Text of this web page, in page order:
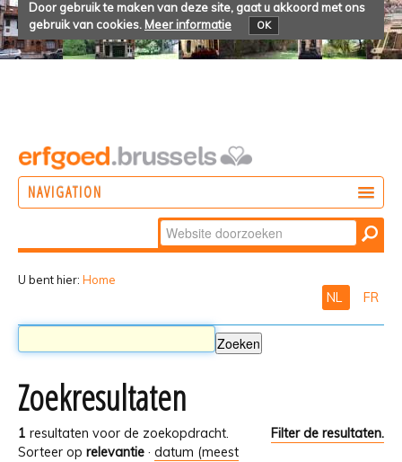
Door gebruik te maken van deze site, gaat u akkoord met ons
gebruik van cookies. Meer informatie OK
NAVIGATION
Zoek
Geavanceerd
U bent hier: Home
NL FR
Zoekresultaten
1 resultaten voor de zoekopdracht.
Filter de resultaten.
Sorteer op relevantie · datum (meest